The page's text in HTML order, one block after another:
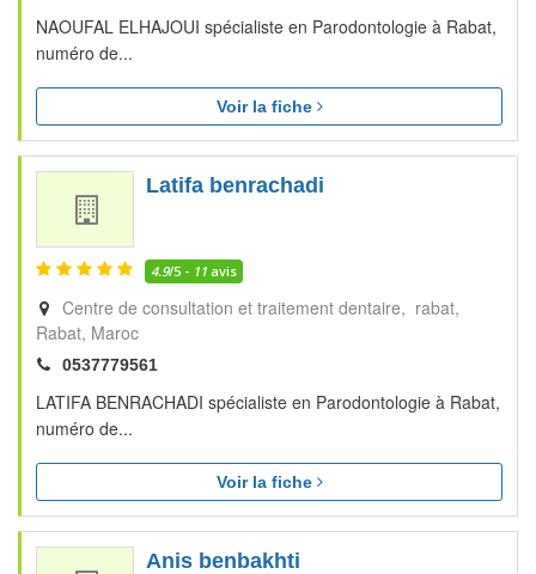
NAOUFAL ELHAJOUI spécialiste en Parodontologie à Rabat,
numéro de...
Voir la fiche
Latifa benrachadi
4.9/5 - 11 avis
Centre de consultation et traitement dentaire, rabat
Rabat Maroc
0537779561
LATIFA BENRACHADI spécialiste en Parodontologie à Rabat,
numéro de...
Voir la fiche
Anis benbakhti